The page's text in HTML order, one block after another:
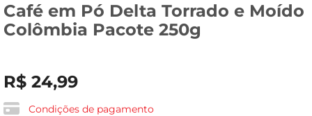
Café em Pó Delta Torrado e Moído
Colômbia Pacote 250g
R$ 24,99
Condições de pagamento
café
cerveja
vinho
leite